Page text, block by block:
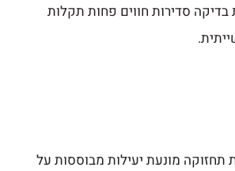
סדירות חווים פחות תקלות
תחזוקה מונעת יעילות מבוססות על